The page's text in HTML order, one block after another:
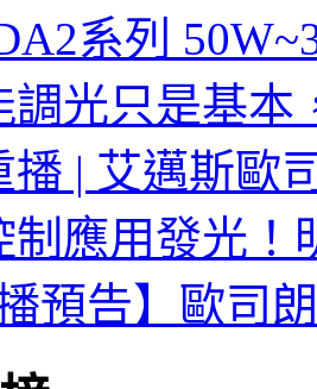
系列
調光只是基本
播 | 艾邁斯歐
制應用發光！
播預告】歐司